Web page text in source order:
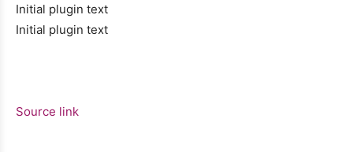
Initial plugin text
Initial plugin text
Source link